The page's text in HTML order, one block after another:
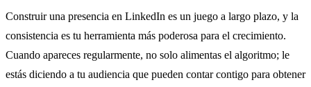
Construir una presencia en LinkedIn es un juego a largo plazo, y la
consistencia es tu herramienta más poderosa para el crecimiento.
Cuando apareces regularmente, no solo alimentas el algoritmo; le
estás diciendo a tu audiencia que pueden contar contigo para obtener